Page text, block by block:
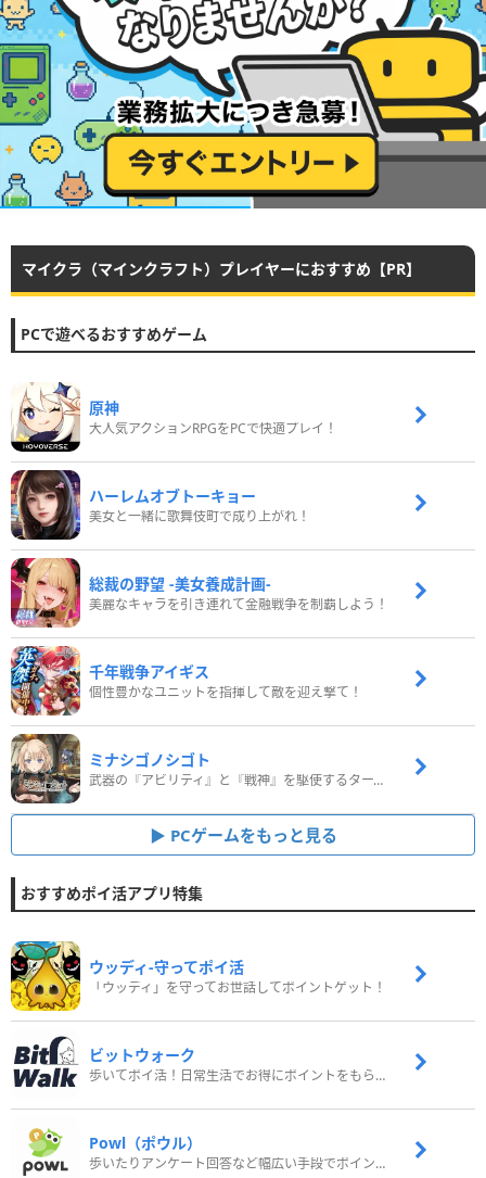
マイクラ（マインクラフト）プレイヤーにおすすめ【PR】
PCで遊べるおすすめゲーム
原神
大人気アクションRPGをPCで快適プレイ！
ハーレムオブトーキョー
美女と一緒に歌舞伎町で成り上がれ！
総裁の野望 -美女養成計画-
美麗なキャラを引き連れて金融戦争を制覇しよう！
千年戦争アイギス
個性豊かなユニットを指揮して敵を迎え撃て！
ミナシゴノシゴト
武器の『アビリティ』と『戦神』を駆使するターン制コマンドバトルRPG！
PCゲームをもっと見る
おすすめポイ活アプリ特集
ウッディ‐守ってポイ活
「ウッディ」を守ってお世話してポイントゲット！
ビットウォーク
歩いてポイ活！日常生活でお得にポイントをもらおう
Powl（ポウル）
歩いたりアンケート回答など幅広い手段でポイントをゲット